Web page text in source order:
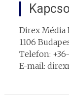
Direx Média
1106
Telefon:
E-mail: